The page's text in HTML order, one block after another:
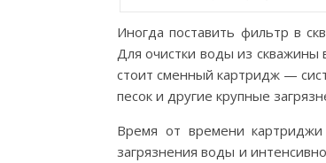
Иногда поставить фильтр в
Для очистки воды из скважины
стоит сменный картридж —
песок и другие крупные
Время от времени
загрязнения воды и